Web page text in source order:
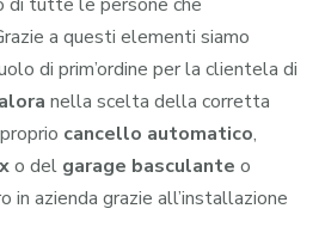
a questi elementi siamo
di prim’ordine per la clientela di
nella scelta della corretta
cancello automatico,
o del garage basculante o
in azienda grazie all’installazione